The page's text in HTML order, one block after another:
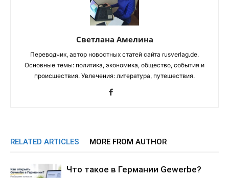
Светлана Амелина
Переводчик, автор новостных статей сайта rusverlag.de.
Основные темы: политика, экономика, общество, события и
происшествия. Увлечения: литература, путешествия.
RELATED ARTICLES MORE FROM AUTHOR
Что такое в Германии Gewerbe?